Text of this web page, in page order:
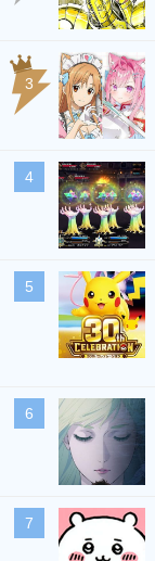
3
4
5
6
7